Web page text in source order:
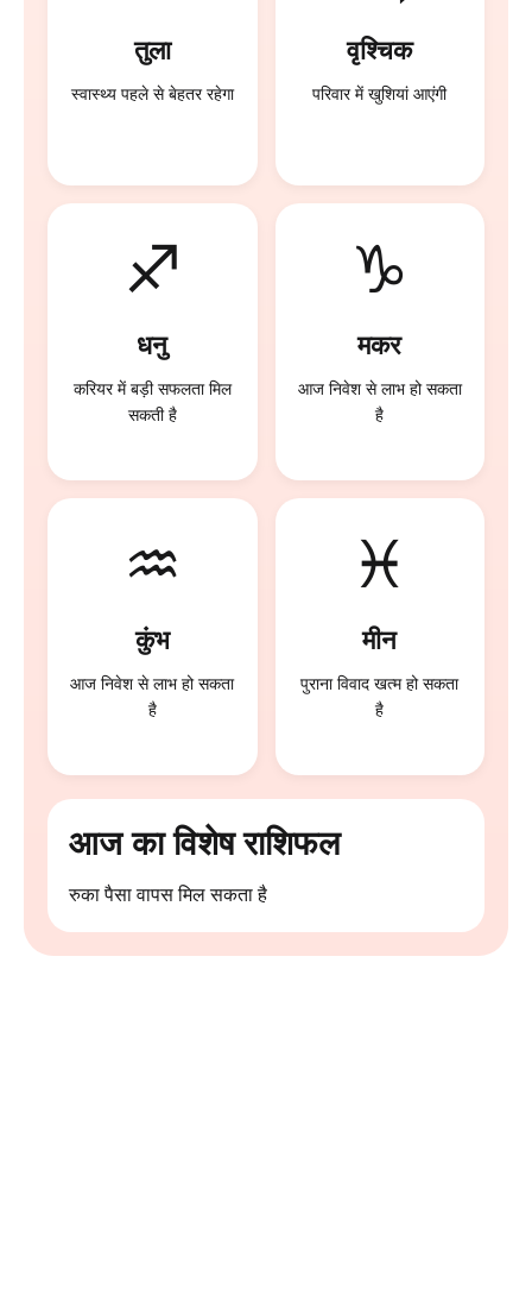
तुला
स्वास्थ्य पहले से बेहतर रहेगा
वृश्चिक
परिवार में खुशियां आएंगी
♐
धनु
करियर में बड़ी सफलता मिल
सकती है
♑
मकर
आज निवेश से लाभ हो सकता
है
♒
कुंभ
आज निवेश से लाभ हो सकता
है
♓
मीन
पुराना विवाद खत्म हो सकता
है
आज का विशेष राशिफल
रुका पैसा वापस मिल सकता है